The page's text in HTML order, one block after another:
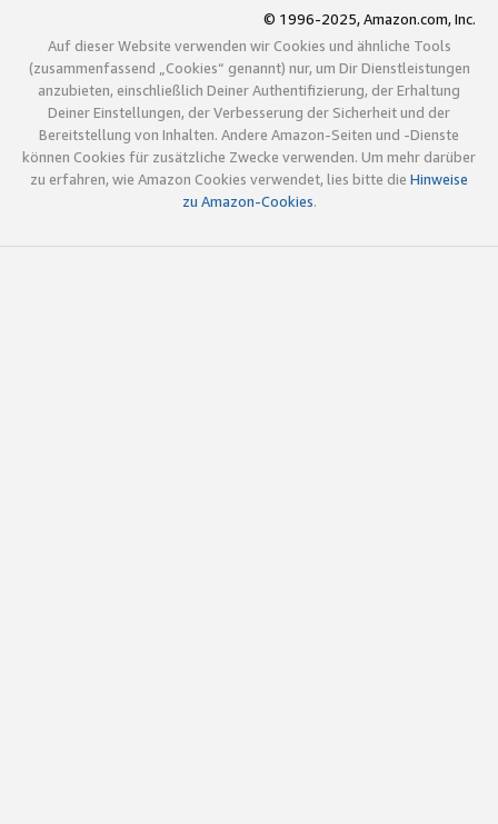
© 1996-2025, Amazon.com, Inc.
Auf dieser Website verwenden wir Cookies und ähnliche Tools
(zusammenfassend „Cookies“ genannt) nur, um Dir Dienstleistungen
anzubieten, einschließlich Deiner Authentifizierung, der Erhaltung
Deiner Einstellungen, der Verbesserung der Sicherheit und der
Bereitstellung von Inhalten. Andere Amazon-Seiten und -Dienste
können Cookies für zusätzliche Zwecke verwenden. Um mehr darüber
zu erfahren, wie Amazon Cookies verwendet, lies bitte die Hinweise
zu Amazon-Cookies.